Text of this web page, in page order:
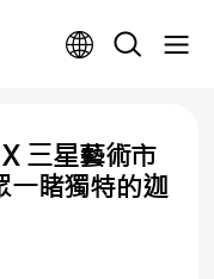
三星藝術市
一睹獨特的迦